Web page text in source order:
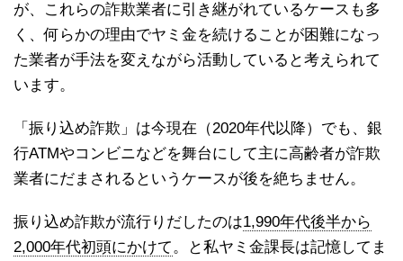
が、これらの詐欺業者に引き継がれているケースも多
く、何らかの理由でヤミ金を続けることが困難になっ
た業者が手法を変えながら活動していると考えられて
います。
「振り込め詐欺」は今現在（2020年代以降）でも、銀
行ATMやコンビニなどを舞台にして主に高齢者が詐欺
業者にだまされるというケースが後を絶ちません。
振り込め詐欺が流行りだしたのは1,990年代後半から
2,000年代初頭にかけて。と私ヤミ金課長は記憶してま